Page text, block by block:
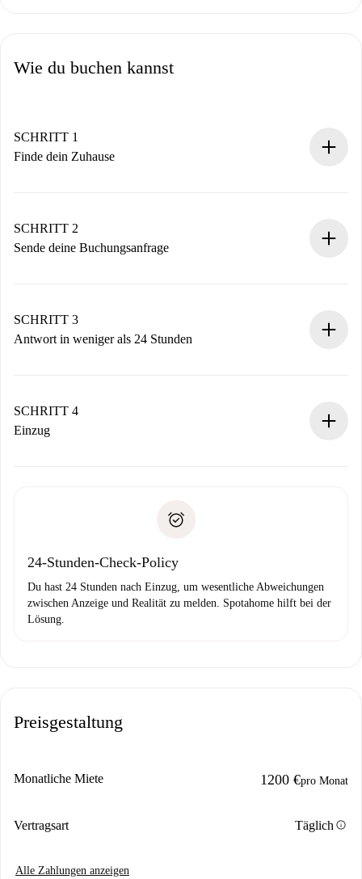
Wie du buchen kannst
SCHRITT 1
Finde dein Zuhause
Du erhältst alle notwendigen Informationen im Voraus.
SCHRITT 2
Sende deine Buchungsanfrage
Denk daran, dass wir dich erst belasten, wenn der
Vermieter zustimmt.
SCHRITT 3
Antwort in weniger als 24 Stunden
stellen den Kontakt her.
Wenn der Vermieter ablehnen muss, entstehen keine
SCHRITT 4
Einzug
24-Stunden-Check-Policy
Du hast 24 Stunden nach Einzug, um wesentliche Abweichungen
zwischen Anzeige und Realität zu melden. Spotahome hilft bei der
Lösung.
Preisgestaltung
Monatliche Miete 1200 €pro Monat
Vertragsart Täglichinfo
Alle Zahlungen anzeigen